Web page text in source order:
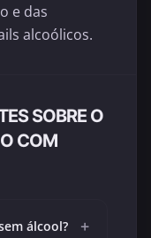
e das
alcoólicos.
SOBRE O
COM
álcool? +